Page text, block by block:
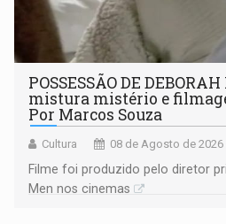
POSSESSÃO DE
mistura mistério e
Por Marcos Souza
Cultura 08 de Agosto de 2026
Filme foi produzido pelo diretor
Men nos cinemas